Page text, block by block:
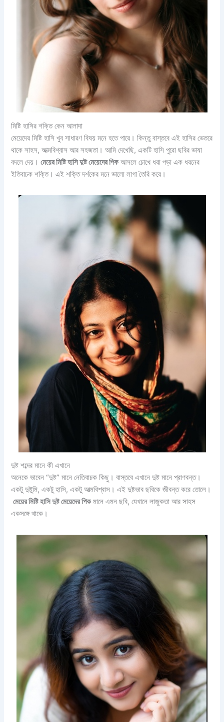
মিষ্টি হাসির শক্তি কেন আলাদা
মেয়েদের মিষ্টি হাসি খুব সাধারণ বিষয় মনে হতে পারে। কিন্তু বাস্তবে এই হাসির ভেতরে
থাকে সাহস, আত্মবিশ্বাস আর সহজতা। আমি দেখেছি, একটি হাসি পুরো ছবির ভাষা
বদলে দেয়।মেয়ের মিষ্টি হাসি দুষ্ট মেয়েদের পিক আসলে চোখে ধরা পড়া এক ধরনের
ইতিবাচক শক্তি। এই শক্তি দর্শকের মনে ভালো লাগা তৈরি করে।
দুষ্ট শব্দের মানে কী এখানে
অনেকে ভাবেন “দুষ্ট” মানে নেতিবাচক কিছু। বাস্তবে এখানে দুষ্ট মানে প্রাণবন্ত।
একটু দুষ্টুমি, একটু হাসি, একটু আত্মবিশ্বাস। এই দুষ্টভাব ছবিকে জীবন্ত করে তোলে।
মেয়ের মিষ্টি হাসি দুষ্ট মেয়েদের পিক মানে এমন ছবি, যেখানে লাজুকতা আর সাহস
একসঙ্গে থাকে।